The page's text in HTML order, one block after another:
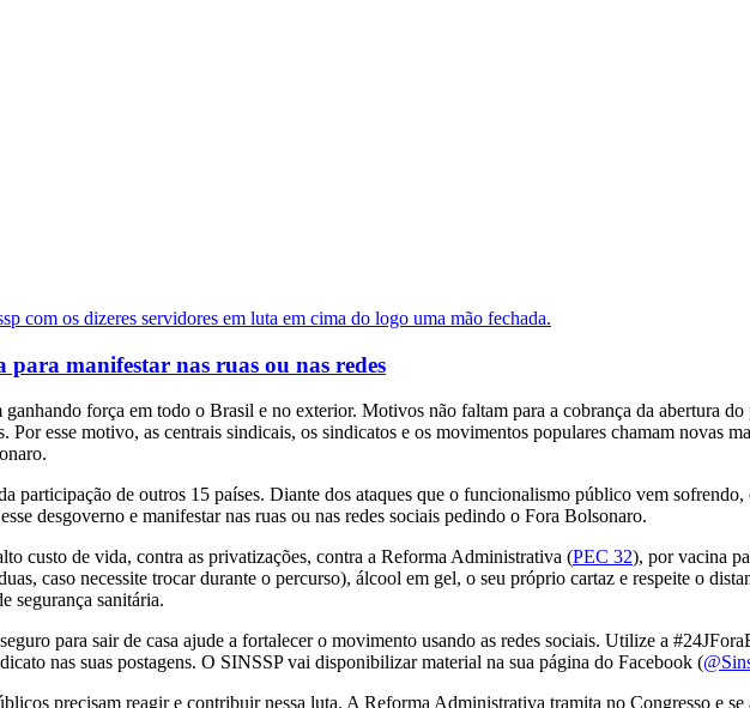
manifestar nas ruas ou nas redes
força em todo o Brasil e no exterior. Motivos não faltam para a cobrança da abertura
Por esse motivo, as centrais sindicais, os sindicatos e os movimentos populares chamam novas
participação de outros 15 países. Diante dos ataques que o funcionalismo público vem
desgoverno e manifestar nas ruas ou nas redes sociais pedindo o Fora Bolsonaro.
custo de vida, contra as privatizações, contra a Reforma Administrativa (PEC 32), por vacina
caso necessite trocar durante o percurso), álcool em gel, o seu próprio cartaz e respeite o
segurança sanitária.
para sair de casa ajude a fortalecer o movimento usando as redes sociais. Utilize a
nas suas postagens. O SINSSP vai disponibilizar material na sua página do Facebook (
precisam reagir e contribuir nessa luta. A Reforma Administrativa tramita no Congresso e se